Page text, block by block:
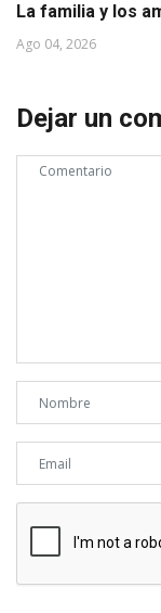
La familia y los
Ago 04, 2026
Dejar un